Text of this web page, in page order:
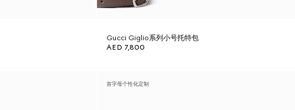
Gucci Giglio系列小号托特包
AED 7,800
首字母个性化定制